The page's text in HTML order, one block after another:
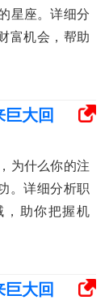
星座。详细分
富机会，帮助
大回
为什么你的注
。详细分析职
，助你把握机
大回